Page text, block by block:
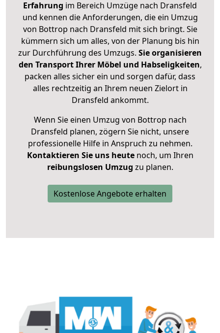
Erfahrung im Bereich Umzüge nach Dransfeld
und kennen die Anforderungen, die ein Umzug
von Bottrop nach Dransfeld mit sich bringt. Sie
kümmern sich um alles, von der Planung bis hin
zur Durchführung des Umzugs. Sie organisieren
den Transport Ihrer Möbel und Habseligkeiten,
packen alles sicher ein und sorgen dafür, dass
alles rechtzeitig an Ihrem neuen Zielort in
Dransfeld ankommt.
Wenn Sie einen Umzug von Bottrop nach
Dransfeld planen, zögern Sie nicht, unsere
professionelle Hilfe in Anspruch zu nehmen.
Kontaktieren Sie uns heutenoch, um Ihren
reibungslosen Umzug zu planen.
Kostenlose Angebote erhalten